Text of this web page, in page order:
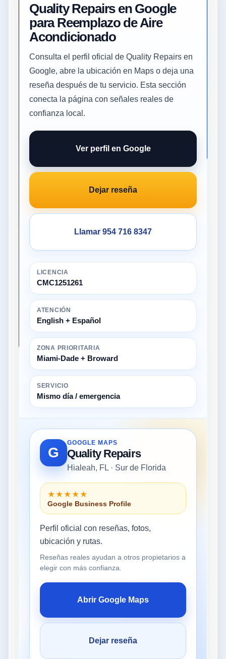
Quality Repairs en Google
para Reemplazo de Aire
Acondicionado
Consulta el perfil oficial de Quality Repairs en
Google, abre la ubicación en Maps o deja una
reseña después de tu servicio. Esta sección
conecta la página con señales reales de
confianza local.
Ver perfil en Google
Dejar reseña
Llamar 954 716 8347
LICENCIA
CMC1251261
ATENCIÓN
English + Español
ZONA PRIORITARIA
Miami-Dade + Broward
SERVICIO
Mismo día / emergencia
G
GOOGLE MAPS
Quality Repairs
Hialeah, FL · Sur de Florida
★★★★★
Google Business Profile
Perfil oficial con reseñas, fotos,
ubicación y rutas.
Reseñas reales ayudan a otros propietarios a
elegir con más confianza.
Abrir Google Maps
Dejar reseña